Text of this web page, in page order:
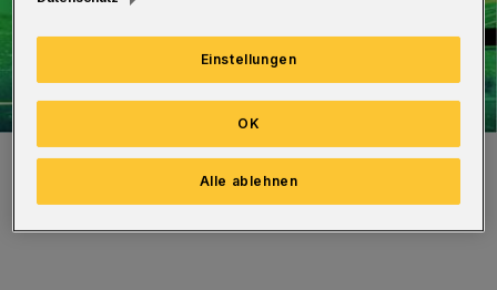
Einstellungen
Alle ablehnen
OK